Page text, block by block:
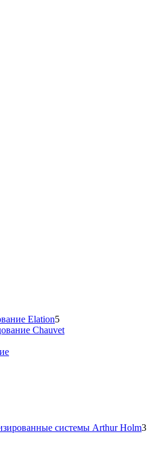
Elation5
Chauvet
системы Arthur Holm3